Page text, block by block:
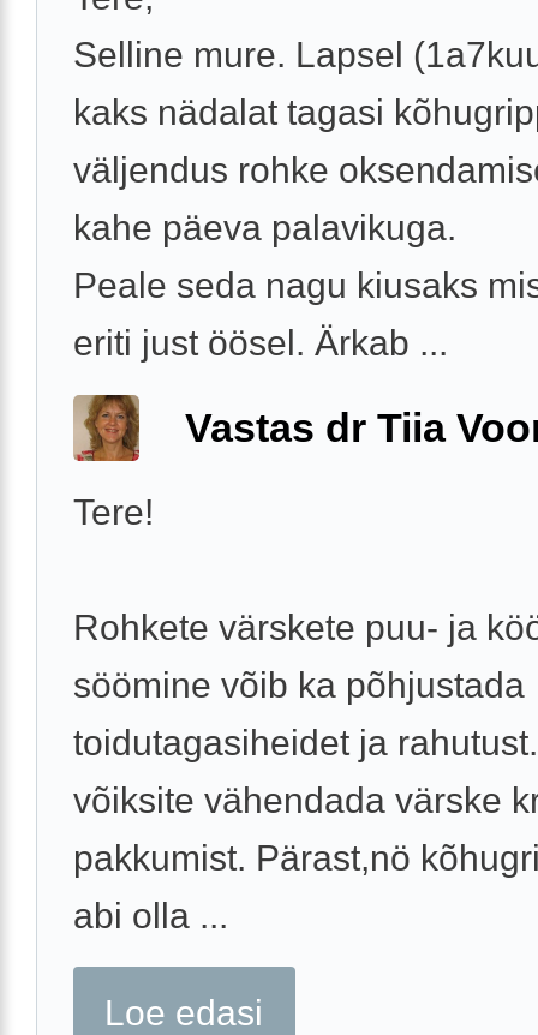
Selline mure. Lapsel
kaks nädalat tagasi
väljendus rohke
kahe päeva palavikuga.
Peale seda nagu kiusaks
eriti just öösel. Ärkab ...
Vastas dr Tiia
Tere!
Rohkete värskete puu- ja
söömine võib ka põhjustada
toidutagasiheidet ja
võiksite vähendada värske
pakkumist. Pärast,nö
abi olla ...
Loe edasi